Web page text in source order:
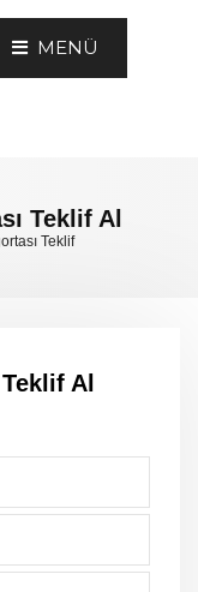
MENÜ
Teklif Al
Teklif
Al